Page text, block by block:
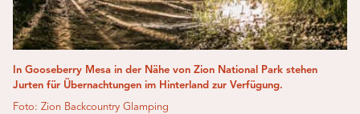
In Gooseberry Mesa in der Nähe von Zion National Park stehen
Jurten für Übernachtungen im Hinterland zur Verfügung.
Foto: Zion Backcountry Glamping